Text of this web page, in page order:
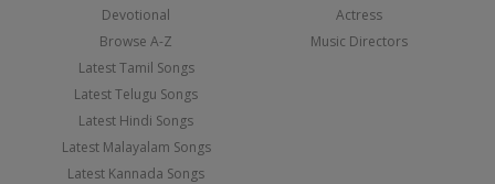
Devotional
Browse A-Z
Latest Tamil Songs
Latest Telugu Songs
Latest Hindi Songs
Latest Malayalam Songs
Latest Kannada Songs
Actress
Music Directors